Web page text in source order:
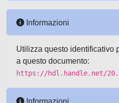
Informazioni
Utilizza questo identificativo
a questo documento:
https://hdl.handle.net/
Informazioni